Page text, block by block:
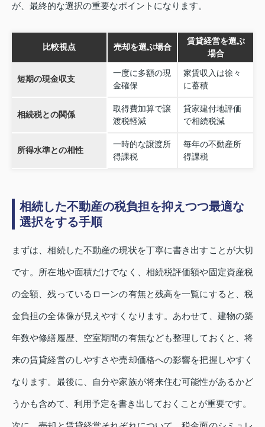
が、最終的な選択の重要なポイントになります。
比較視点 売却を選ぶ場合
賃貸経営を選ぶ
場合
短期の現金収支
一度に多額の現
金確保
家賃収入は徐々
に蓄積
相続税との関係
取得費加算で譲
渡税軽減
貸家建付地評価
で相続税減
所得水準との相性
一時的な譲渡所
得課税
毎年の不動産所
得課税
相続した不動産の税負担を抑えつつ最適な
選択をする手順
まずは、相続した不動産の現状を丁寧に書き出すことが大切
です。所在地や面積だけでなく、相続税評価額や固定資産税
の金額、残っているローンの有無と残高を一覧にすると、税
金負担の全体像が見えやすくなります。あわせて、建物の築
年数や修繕履歴、空室期間の有無なども整理しておくと、将
来の賃貸経営のしやすさや売却価格への影響を把握しやすく
なります。最後に、自分や家族が将来住む可能性があるかど
うかも含めて、利用予定を書き出しておくことが重要です。